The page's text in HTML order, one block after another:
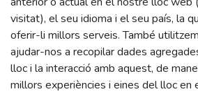
visitat), el seu idioma i el seu país, la
oferir-li millors serveis. També
ajudar-nos a recopilar dades
lloc i la interacció amb aquest, de
millors experiències i eines del lloc en